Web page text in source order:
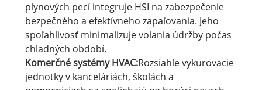
plynových pecí integruje HSI na zabezpečenie
bezpečného a efektívneho zapaľovania. Jeho
spoľahlivosť minimalizuje volania údržby počas
chladných období.
Komerčné systémy HVAC:Rozsiahle vykurovacie
jednotky v kanceláriách, školách a